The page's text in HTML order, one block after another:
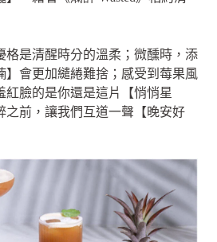
格是清醒時分的溫柔；微醺時，添
】會更加繾綣難捨；感受到莓果風
紅臉的是你還是這片【悄悄星
之前，讓我們互道一聲【晚安好